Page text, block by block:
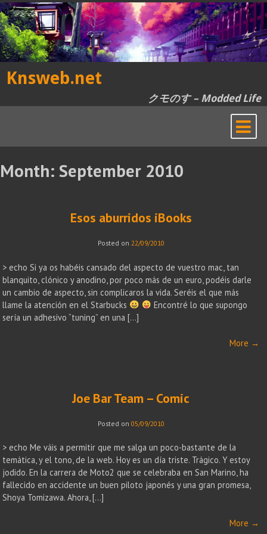
Skip
to
content
Knsweb.net
クモのす – Modded Life
Month: September 2010
Esos aburridos iBooks
Posted on 22/09/2010
> echo Si ya os habéis cansado del aspecto de vuestro mac, tan
blanquito, clónico y anodino, por poco más de un euro, podéis darle
un cambio de aspecto, sin complicaros la vida. Seréis el que más
llame la atención en el Starbucks
Encontré lo que supongo
sería un adhesivo “tuning” en una […]
More →
Joe Bar Team – Comic
Posted on 05/09/2010
> echo Me váis a permitir que me salga un poco-bastante de la
temática, y el tono, de la web. Hoy es un día triste. Trágico. Y estoy
jodido. En la carrera de Moto2 que se celebraba en San Marino, ha
fallecido en accidente un buen piloto japonés y una gran promesa,
Shoya Tomizawa. Ahora, […]
More →